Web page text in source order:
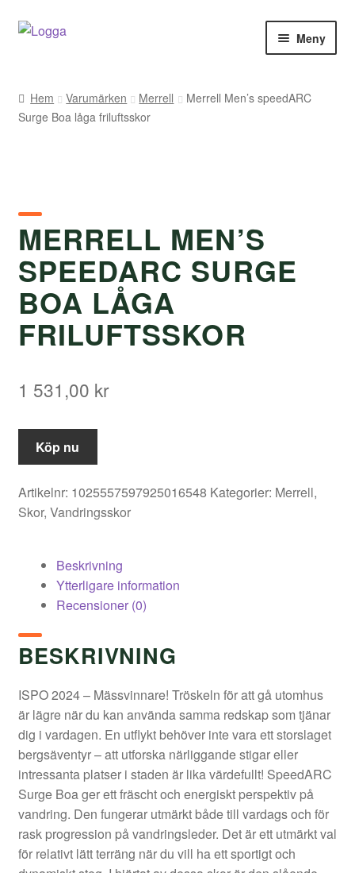
Hoppa
Hoppa
Meny
Kontakt
Varumärken
Väljare
Hem Varumärken Merrell
Merrell Men’s speedARC
Surge Boa låga friluftsskor
MERRELL MEN’S
SPEEDARC SURGE
BOA LÅGA
FRILUFTSSKOR
1 531,00 kr
Köp nu
Artikelnr: 1025557597925016548 Kategorier: Merrell,
Skor, Vandringsskor
Beskrivning
Ytterligare information
Recensioner (0)
BESKRIVNING
ISPO 2024 – Mässvinnare! Tröskeln för att gå utomhus
är lägre när du kan använda samma redskap som tjänar
dig i vardagen. En utflykt behöver inte vara ett storslaget
bergsäventyr – att utforska närliggande stigar eller
intressanta platser i staden är lika värdefullt! SpeedARC
Surge Boa ger ett fräscht och energiskt perspektiv på
vandring. Den fungerar utmärkt både till vardags och för
rask progression på vandringsleder. Det är ett utmärkt val
för relativt lätt terräng när du vill ha ett sportigt och